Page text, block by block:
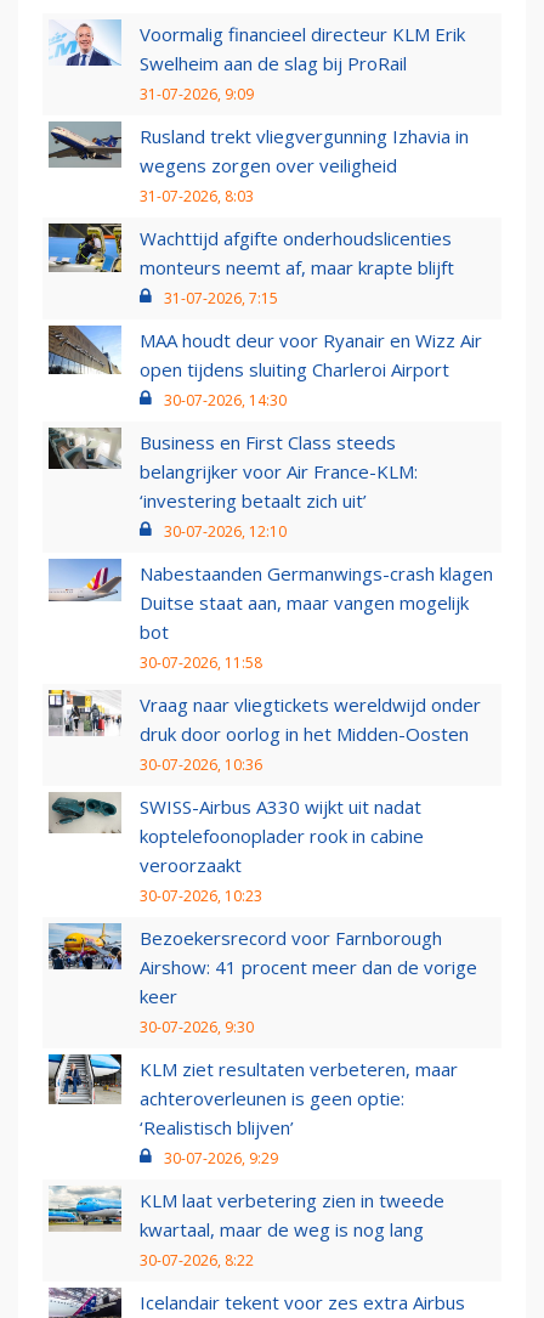
Voormalig financieel directeur KLM Erik
Swelheim aan de slag bij ProRail
31-07-2026, 9:09
Rusland trekt vliegvergunning Izhavia in
wegens zorgen over veiligheid
31-07-2026, 8:03
Wachttijd afgifte onderhoudslicenties
monteurs neemt af, maar krapte blijft
31-07-2026, 7:15
MAA houdt deur voor Ryanair en Wizz Air
open tijdens sluiting Charleroi Airport
30-07-2026, 14:30
Business en First Class steeds
belangrijker voor Air France-KLM:
‘investering betaalt zich uit’
30-07-2026, 12:10
Nabestaanden Germanwings-crash klagen
Duitse staat aan, maar vangen mogelijk
bot
30-07-2026, 11:58
Vraag naar vliegtickets wereldwijd onder
druk door oorlog in het Midden-Oosten
30-07-2026, 10:36
SWISS-Airbus A330 wijkt uit nadat
koptelefoonoplader rook in cabine
veroorzaakt
30-07-2026, 10:23
Bezoekersrecord voor Farnborough
Airshow: 41 procent meer dan de vorige
keer
30-07-2026, 9:30
KLM ziet resultaten verbeteren, maar
achteroverleunen is geen optie:
‘Realistisch blijven’
30-07-2026, 9:29
KLM laat verbetering zien in tweede
kwartaal, maar de weg is nog lang
30-07-2026, 8:22
Icelandair tekent voor zes extra Airbus